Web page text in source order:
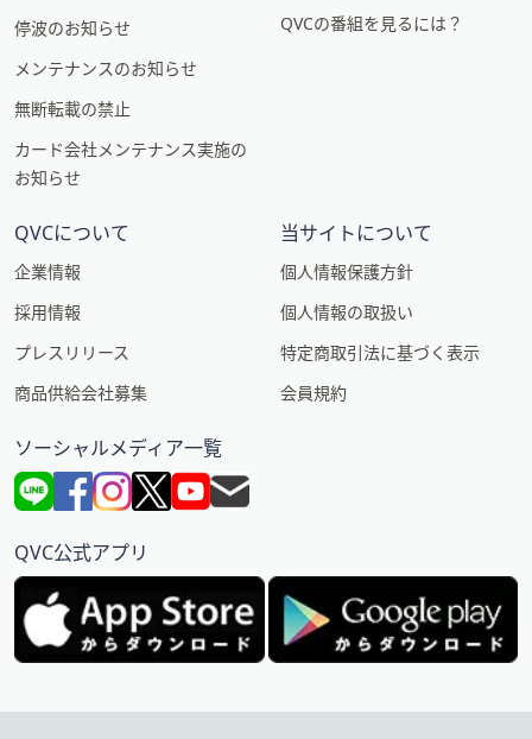
停波のお知らせ
メンテナンスのお知らせ
無断転載の禁止
カード会社メンテナンス実施の
お知らせ
QVCの番組を見るには？
QVCについて
企業情報
採用情報
プレスリリース
商品供給会社募集
当サイトについて
個人情報保護方針
個人情報の取扱い
特定商取引法に基づく表示
会員規約
ソーシャルメディア一覧
QVC公式アプリ